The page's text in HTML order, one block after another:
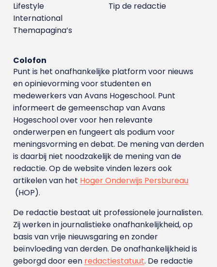
Tip de redactie
Lifestyle
International
Themapagina’s
Colofon
Punt is het onafhankelijke platform voor nieuws
en opinievorming voor studenten en
medewerkers van Avans Hoge­school. Punt
informeert de gemeenschap van Avans
Hogeschool over voor hen relevante
onderwerpen en fungeert als podium voor
meningsvorming en debat. De mening van derden
is daarbij niet noodzakelijk de mening van de
redactie. Op de website vinden lezers ook
artikelen van het Hoger Onderwijs Persbureau
(HOP).
De redactie bestaat uit professionele journalisten.
Zij werken in journalistieke onafhankelijkheid, op
basis van vrije nieuwsgaring en zonder
beïnvloeding van derden. De onafhankelijkheid is
geborgd door een redactiestatuut. De redactie